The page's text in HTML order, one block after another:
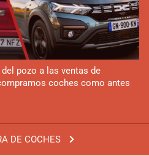
DE COCHES
pozo a las ventas de
coches como antes